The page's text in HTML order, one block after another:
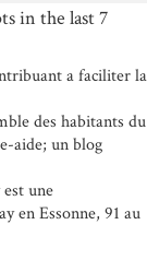
in the last 7
a faciliter la
des habitants du
aide; un blog
une
en Essonne, 91 au